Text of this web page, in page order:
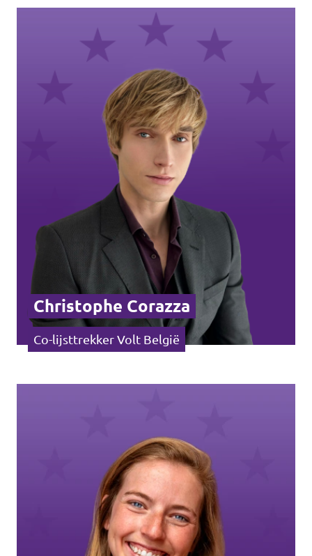
Christophe Corazza
Co-lijsttrekker Volt België